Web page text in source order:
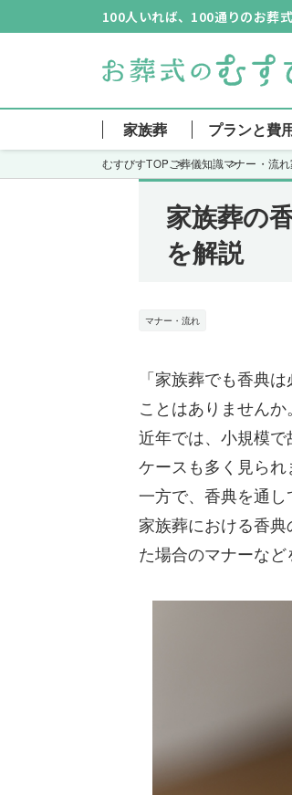
100人いれば、100通りのお葬
家族葬 プランと費
むすびすTOPご葬儀知識マナー・流れ
家族葬の
を解説
マナー・流れ
「家族葬でも香典
ことはありませんか。
近年では、小規模
ケースも多く見られ
一方で、香典を通し
家族葬における香
た場合のマナーなど